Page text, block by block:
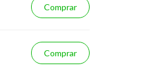
Comprar
Comprar